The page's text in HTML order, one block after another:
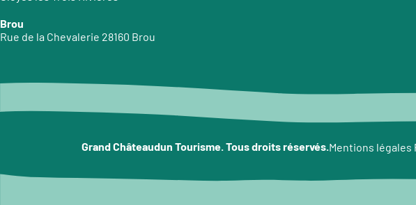
Brou
Rue de la Chevalerie 28160 Brou
Grand Châteaudun Tourisme. Tous droits réservés.Mentions légales